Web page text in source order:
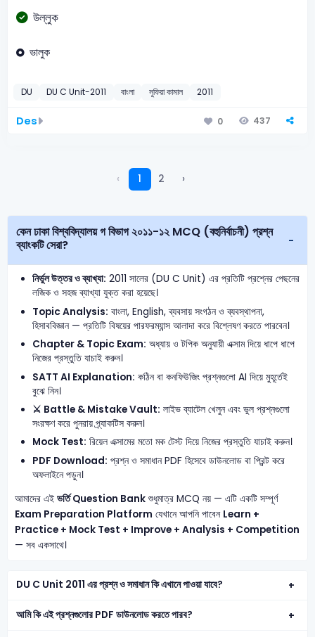
উল্লুক
ভালুক
DU DU C Unit-2011 বাংলা সুফিয়া কামাল 2011
Des 0 437
‹ 1 2 ›
কেন ঢাকা বিশ্ববিদ্যালয় গ বিভাগ ২০১১-১২ MCQ (বহুনির্বাচনী) প্রশ্ন
ব্যাংকটি সেরা?
নির্ভুল উত্তর ও ব্যাখ্যা: 2011 সালের (DU C Unit) এর প্রতিটি প্রশ্নের পেছনের
লজিক ও সহজ ব্যাখ্যা যুক্ত করা হয়েছে।
Topic Analysis: বাংলা, English, ব্যবসায় সংগঠন ও ব্যবস্থাপনা,
হিসাববিজ্ঞান — প্রতিটি বিষয়ের পারফরম্যান্স আলাদা করে বিশ্লেষণ করতে পারবেন।
Chapter & Topic Exam: অধ্যায় ও টপিক অনুযায়ী এক্সাম দিয়ে ধাপে ধাপে
নিজের প্রস্তুতি যাচাই করুন।
SATT AI Explanation: কঠিন বা কনফিউজিং প্রশ্নগুলো AI দিয়ে মুহূর্তেই
বুঝে নিন।
⚔️ Battle & Mistake Vault: লাইভ ব্যাটেল খেলুন এবং ভুল প্রশ্নগুলো
সংরক্ষণ করে পুনরায় প্র্যাকটিস করুন।
Mock Test: রিয়েল এক্সামের মতো মক টেস্ট দিয়ে নিজের প্রস্তুতি যাচাই করুন।
PDF Download: প্রশ্ন ও সমাধান PDF হিসেবে ডাউনলোড বা প্রিন্ট করে
অফলাইনে পড়ুন।
আমাদের এই ভর্তি Question Bankশুধুমাত্র MCQ নয় — এটি একটি সম্পূর্ণ
Exam Preparation Platform যেখানে আপনি পাবেন Learn +
Practice + Mock Test + Improve + Analysis + Competition
— সব একসাথে।
DU C Unit 2011 এর প্রশ্ন ও সমাধান কি এখানে পাওয়া যাবে?
আমি কি এই প্রশ্নগুলোর PDF ডাউনলোড করতে পারব?